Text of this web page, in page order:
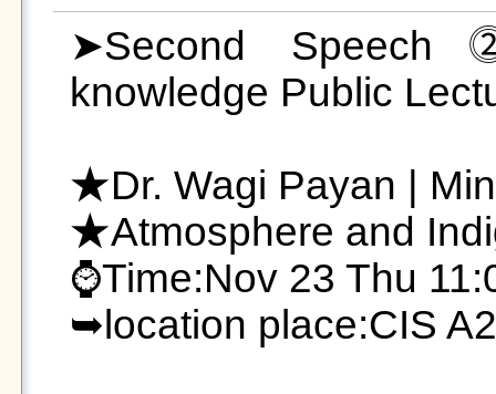
➤Second
knowledge Public
★Dr. Wagi Payan |
★Atmosphere and
⌚Time:Nov 23 Thu
➥location place:CIS